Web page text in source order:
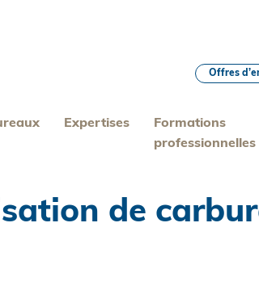
Expertises
Formations
professionnelles
Offres
de